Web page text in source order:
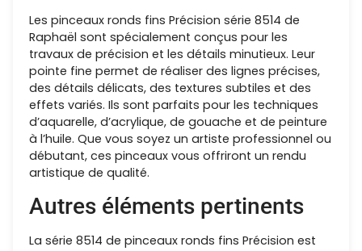
Les pinceaux ronds fins Précision série 8514 de
Raphaël sont spécialement conçus pour les
travaux de précision et les détails minutieux. Leur
pointe fine permet de réaliser des lignes précises,
des détails délicats, des textures subtiles et des
effets variés. Ils sont parfaits pour les techniques
d’aquarelle, d’acrylique, de gouache et de peinture
à l’huile. Que vous soyez un artiste professionnel ou
débutant, ces pinceaux vous offriront un rendu
artistique de qualité.
Autres éléments pertinents
La série 8514 de pinceaux ronds fins Précision est